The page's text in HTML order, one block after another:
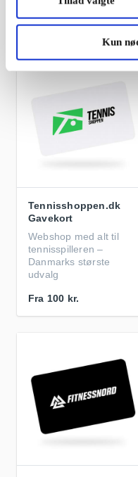
Kun
Fra 100 kr.
Tennisshoppen.dk
Gavekort
Webshop med alt til
tennisspilleren –
Danmarks største
udvalg
Fra 100 kr.